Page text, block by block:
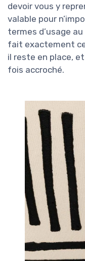
devoir vous y
valable pour
termes d’usage
fait exactement ce
il reste en place, et
fois accroché.